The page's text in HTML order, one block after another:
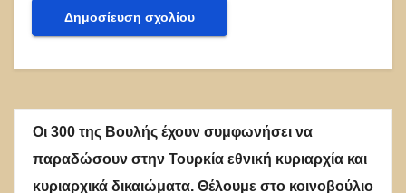
Οι 300 της Βουλής έχουν συμφωνήσει να
παραδώσουν στην Τουρκία εθνική κυριαρχία και
κυριαρχικά δικαιώματα. Θέλουμε στο κοινοβούλιο